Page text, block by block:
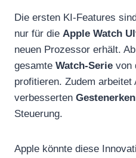
Die ersten KI-Features
nur für die Apple Watch
neuen Prozessor erhält.
gesamte Watch-Serie von
profitieren. Zudem arbeitet
verbesserten
Steuerung.
Apple könnte diese